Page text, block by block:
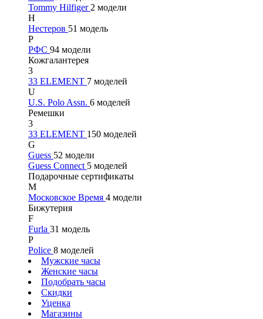
Tommy Hilfiger 2 модели
Н
Нестеров 51 модель
Р
РФС 94 модели
Кожгалантерея
3
33 ELEMENT 7 моделей
U
U.S. Polo Assn. 6 моделей
Ремешки
3
33 ELEMENT 150 моделей
G
Guess 52 модели
Guess Connect 5 моделей
Подарочные сертификаты
М
Московское Время 4 модели
Бижутерия
F
Furla 31 модель
P
Police 8 моделей
Мужские часы
Женские часы
Подобрать часы
Скидки
Уценка
Магазины